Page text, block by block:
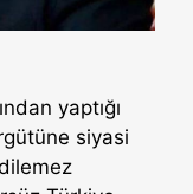
yaptığı
siyasi